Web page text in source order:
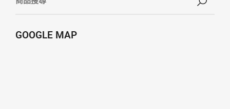
GOOGLE MAP